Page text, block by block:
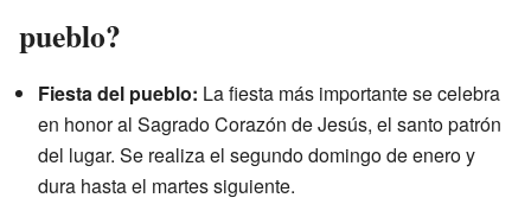
pueblo?
Fiesta del pueblo: La fiesta más importante se celebra
en honor al Sagrado Corazón de Jesús, el santo patrón
del lugar. Se realiza el segundo domingo de enero y
dura hasta el martes siguiente.